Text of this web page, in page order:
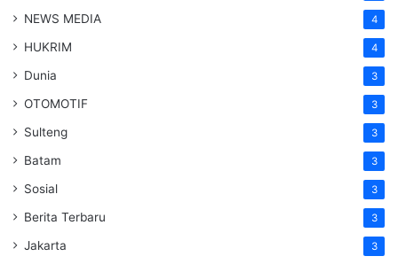
NEWS MEDIA 4
HUKRIM 4
Dunia 3
OTOMOTIF 3
Sulteng 3
Batam 3
Sosial 3
Berita Terbaru 3
Jakarta 3